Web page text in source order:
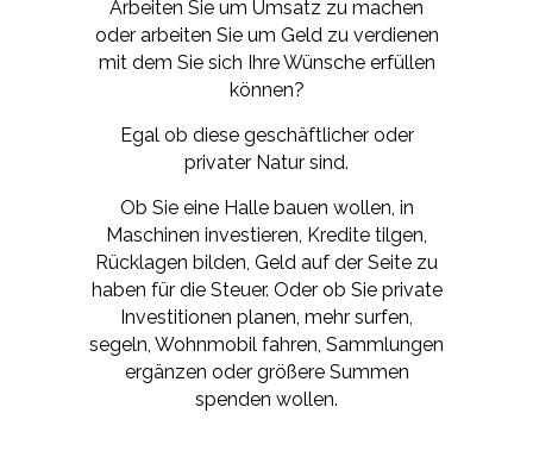
Arbeiten Sie um Umsatz zu machen
oder arbeiten Sie um Geld zu verdienen
mit dem Sie sich Ihre Wünsche erfüllen
können?
Egal ob diese geschäftlicher oder
privater Natur sind.
Ob Sie eine Halle bauen wollen, in
Maschinen investieren, Kredite tilgen,
Rücklagen bilden, Geld auf der Seite zu
haben für die Steuer. Oder ob Sie private
Investitionen planen, mehr surfen,
segeln, Wohnmobil fahren, Sammlungen
ergänzen oder größere Summen
spenden wollen.